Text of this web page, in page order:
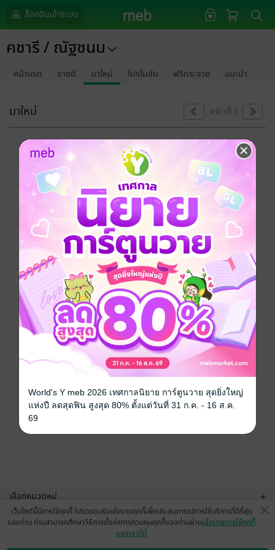
ล็อกอินเข้าระบบ
คชารี / ณัฐชนน
หน้าแรก ขายดี มาใหม่ โปรโมชัน ฟรีกระจาย แนะนำ
มาใหม่ หน้าที่ 1
ขออภัยด้วยนะคะ
ไม่พบข้อมูลในหัวข้อที่คุณกำลังชมค่ะ
เลือกหมวดหมู่ +
บริการช่วยเหลือ
เว็บไซต์นี้มีการใช้คุกกี้ โปรดยอมรับนโยบายคุกกี้เพื่อประสบการณ์การใช้บริการที่ดีที่สุด
ของท่าน ท่านสามารถศึกษาวิธีการตั้งค่าการควบคุมคุกกี้ของท่านผ่านนโยบายการใช้คุกกี้
ของเราที่นี่
World's Y meb 2026 เทศกาลนิยาย การ์ตูนวาย สุดยิ่งใหญ่
แห่งปี ลดสุดฟิน สูงสุด 80% ตั้งแต่วันที่ 31 ก.ค. - 16 ส.ค.
69